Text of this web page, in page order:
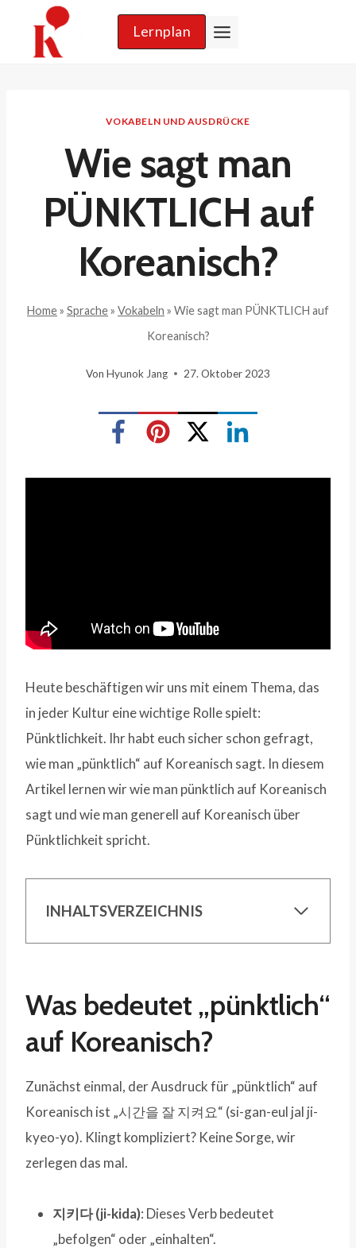
springen
Lernplan
VOKABELN UND AUSDRÜCKE
Wie sagt man
PÜNKTLICH auf
Koreanisch?
Home» Sprache» Vokabeln » Wie sagt man PÜNKTLICH auf
Koreanisch?
Von Hyunok Jang 27. Oktober 2023
Heute beschäftigen wir uns mit einem Thema, das
in jeder Kultur eine wichtige Rolle spielt:
Pünktlichkeit. Ihr habt euch sicher schon gefragt,
wie man „pünktlich“ auf Koreanisch sagt. In diesem
Artikel lernen wir wie man pünktlich auf Koreanisch
sagt und wie man generell auf Koreanisch über
Pünktlichkeit spricht.
INHALTSVERZEICHNIS
Was bedeutet „pünktlich“
auf Koreanisch?
Zunächst einmal, der Ausdruck für „pünktlich“ auf
Koreanisch ist „시간을 잘 지켜요“ (si-gan-eul jal ji-
kyeo-yo). Klingt kompliziert? Keine Sorge, wir
zerlegen das mal.
지키다 (ji-kida): Dieses Verb bedeutet
„befolgen“ oder „einhalten“.